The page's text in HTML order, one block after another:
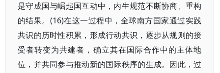
是守成国与崛起国互动中，内生规范不断协商、重构
的结果。(16)在这一过程中，全球南方国家通过实践
共识的历时性积累，形成行动共识，逐步从规则的接
受者转变为共建者，确立其在国际合作中的主体地
位，并共同参与推动新的国际秩序的生成。因此，过